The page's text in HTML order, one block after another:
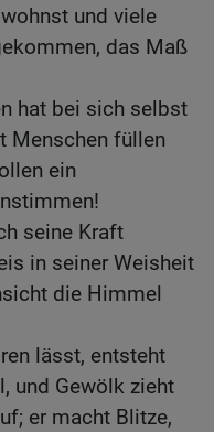
und viele
das Maß
hat bei sich selbst
Menschen füllen
ein
seine Kraft
in seiner Weisheit
die Himmel
lässt, entsteht
und Gewölk zieht
er macht Blitze,